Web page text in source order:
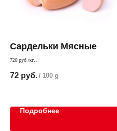
Сардельки Мясные
720 руб./кг
72 руб. / 100 g
Подробнее